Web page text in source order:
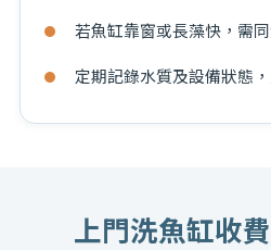
若魚缸靠窗或長藻快，需
定期記錄水質及設備狀態
上門洗魚缸收